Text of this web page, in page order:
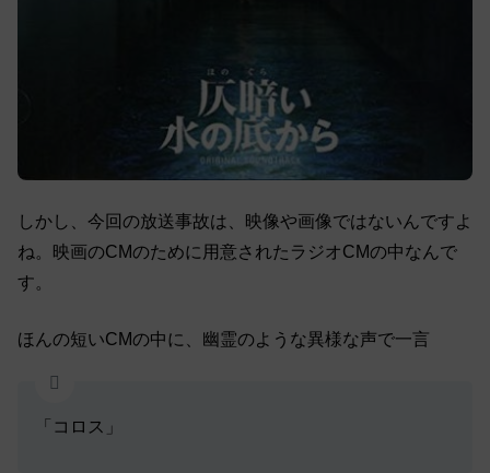
しかし、今回の放送事故は、映像や画像ではないんですよ
ね。映画のCMのために用意されたラジオCMの中なんで
す。
ほんの短いCMの中に、幽霊のような異様な声で一言
「コロス」